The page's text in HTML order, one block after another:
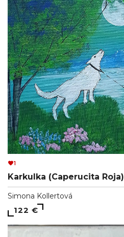
1
Karkulka (Caperucita Roja)
Simona Kollertová
122 €